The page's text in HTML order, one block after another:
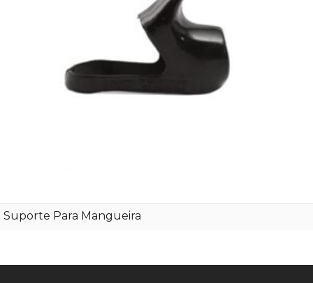
Suporte Para Mangueira